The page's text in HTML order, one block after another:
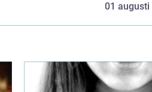
01 augusti